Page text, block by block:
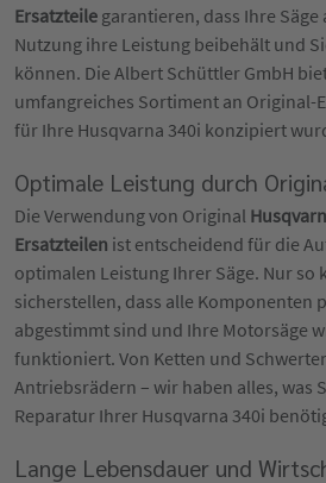
Ersatzteile garantieren, dass Ihre
Nutzung ihre Leistung beibehält und
können. Die Albert Schüttler GmbH
umfangreiches Sortiment an Original-
für Ihre Husqvarna 340i konzipiert
Optimale Leistung durch
Die Verwendung von Original
Ersatzteilen ist entscheidend für die
optimalen Leistung Ihrer Säge. Nur so
sicherstellen, dass alle Komponenten
abgestimmt sind und Ihre Motorsäge
funktioniert. Von Ketten und
Antriebsrädern – wir haben alles, was
Reparatur Ihrer Husqvarna 340i
Lange Lebensdauer und